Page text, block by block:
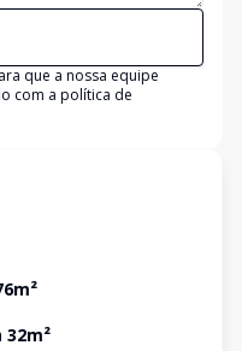
que a nossa equipe
com a política de
m²
32m²